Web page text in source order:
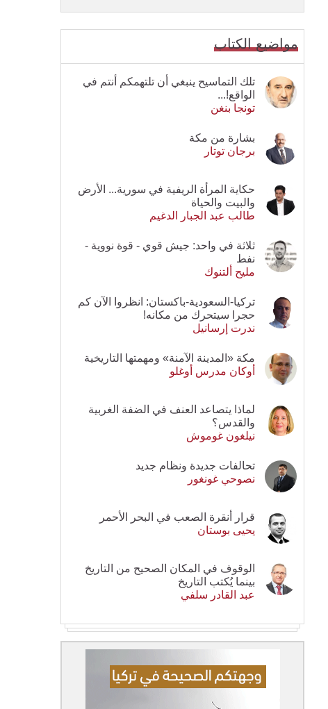
مواضيع الكتاب
تلك التماسيح ينبغي أن تلتهمكم أنتم في
الواقع!...
تونجا بنغن
بشارة من مكة
برجان توتار
حكاية المرأة الريفية في سورية... الأرض
والبيت والحياة
طالب عبد الجبار الدغيم
ثلاثة في واحد: جيش قوي - قوة نووية -
نفط
مليح ألتنوك
تركيا-السعودية-باكستان: انظروا الآن كم
حجرا سيتحرك من مكانه!
ندرت إرسانيل
مكة «المدينة الآمنة» ومهمتها التاريخية
أوكان مدرس أوغلو
لماذا يتصاعد العنف في الضفة الغربية
والقدس؟
نيلغون غوموش
تحالفات جديدة ونظام جديد
نصوحي غونغور
قرار أنقرة الصعب في البحر الأحمر
يحيى بوستان
الوقوف في المكان الصحيح من التاريخ
بينما يُكتب التاريخ
عبد القادر سلفي